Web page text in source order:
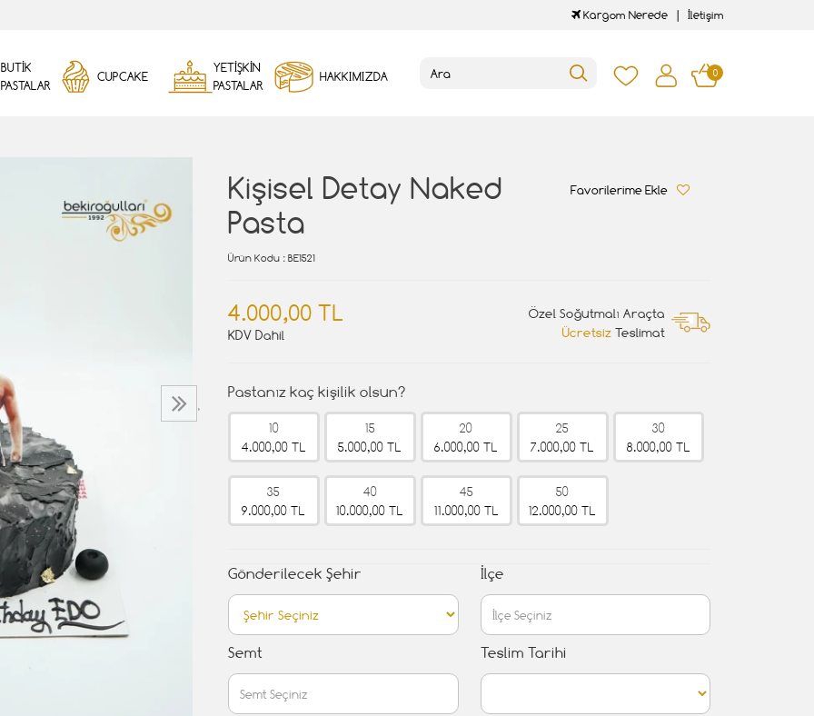
Kargom Nerede İletişim
BUTİK
PASTALAR
CUPCAKE
YETİŞKİN
PASTALAR
HAKKIMIZDA 0
›
Kişisel Detay Naked
Pasta
Favorilerime Ekle
Ürün Kodu : BE1521
4.000,00 TL
KDV Dahil
Özel Soğutmalı Araçta
Ücretsiz Teslimat
Pastanız kaç kişilik olsun?
10
4.000,00 TL
15
5.000,00 TL
20
6.000,00 TL
25
7.000,00 TL
30
8.000,00 TL
35
9.000,00 TL
40
10.000,00 TL
45
11.000,00 TL
50
12.000,00 TL
Gönderilecek Şehir İlçe
Semt Teslim Tarihi